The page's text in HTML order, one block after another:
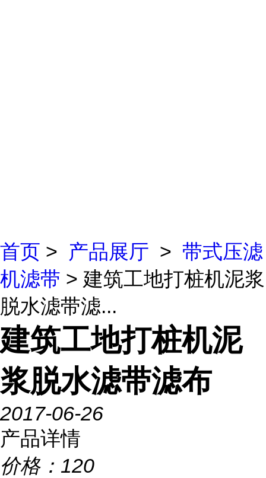
首页 > 产品展厅 > 带式压滤
机滤带 > 建筑工地打桩机泥浆
脱水滤带滤...
建筑工地打桩机泥
浆脱水滤带滤布
2017-06-26
产品详情
价格： 120